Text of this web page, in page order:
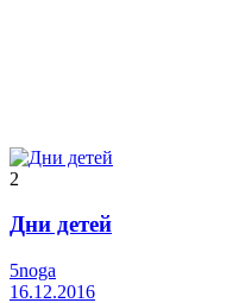
2
Дни детей
5noga
16.12.2016